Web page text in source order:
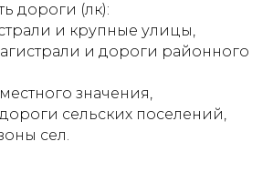
дороги (лк):
и крупные улицы,
и дороги районного
значения,
сельских поселений,
сел.